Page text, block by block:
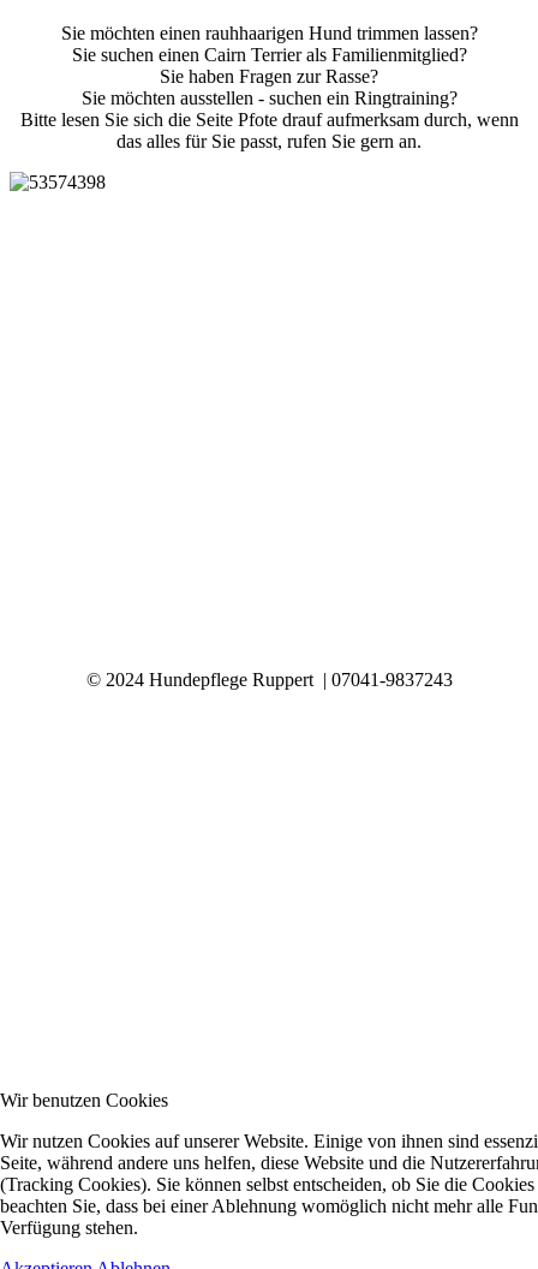
Sie möchten einen rauhhaarigen Hund trimmen lassen?
Sie suchen einen Cairn Terrier als Familienmitglied?
Sie haben Fragen zur Rasse?
Sie möchten ausstellen - suchen ein Ringtraining?
Bitte lesen Sie sich die Seite Pfote drauf aufmerksam durch, wenn
das alles für Sie passt, rufen Sie gern an.
© 2024 Hundepflege Ruppert | 07041-9837243
Wir benutzen Cookies
Wir nutzen Cookies auf unserer Website. Einige von ihnen sind
Seite, während andere uns helfen, diese Website und die
(Tracking Cookies). Sie können selbst entscheiden, ob Sie die
beachten Sie, dass bei einer Ablehnung womöglich nicht mehr alle
Verfügung stehen.